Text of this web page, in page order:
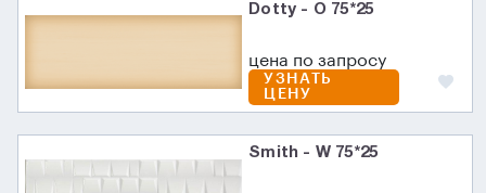
Dotty - O 75*25
цена по запросу
УЗНАТЬ
ЦЕНУ
Smith - W 75*25